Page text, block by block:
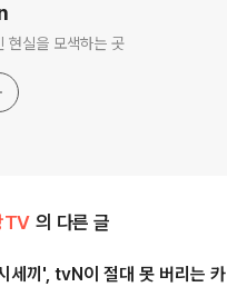
문화 속에 담긴 현실을 모색하는 곳
TV 의 다른 글
세끼', tvN이 절대 못 버리는 카